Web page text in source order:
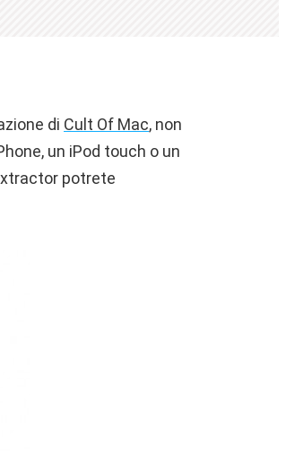
di Cult Of Mac, non
un iPod touch o un
potrete